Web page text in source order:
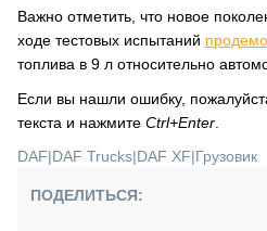
Важно отметить, что новое
ходе тестовых испытаний
топлива в 9 л относительно
Если вы нашли ошибку,
текста и нажмите Ctrl+Enter
DAF|DAF Trucks|DAF XF|Грузовик
ПОДЕЛИТЬСЯ: